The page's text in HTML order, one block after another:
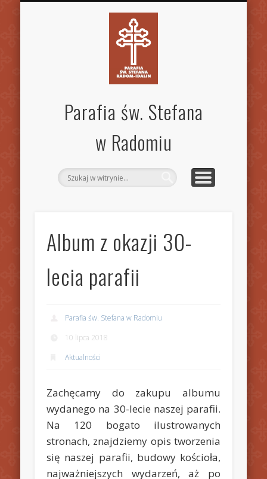
Parafia św. Stefana
w Radomiu
Album z okazji 30-
lecia parafii
Parafia św. Stefana w Radomiu
10 lipca 2018
Aktualności
Zachęcamy do zakupu albumu
wydanego na 30-lecie naszej parafii.
Na 120 bogato ilustrowanych
stronach, znajdziemy opis tworzenia
się naszej parafii, budowy kościoła,
najważniejszych wydarzeń, aż po